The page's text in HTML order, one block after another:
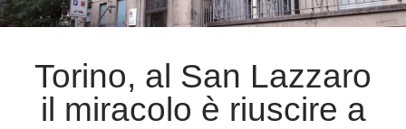
Archivio
Archivi
Torino, al San Lazzaro
il miracolo è riuscire a